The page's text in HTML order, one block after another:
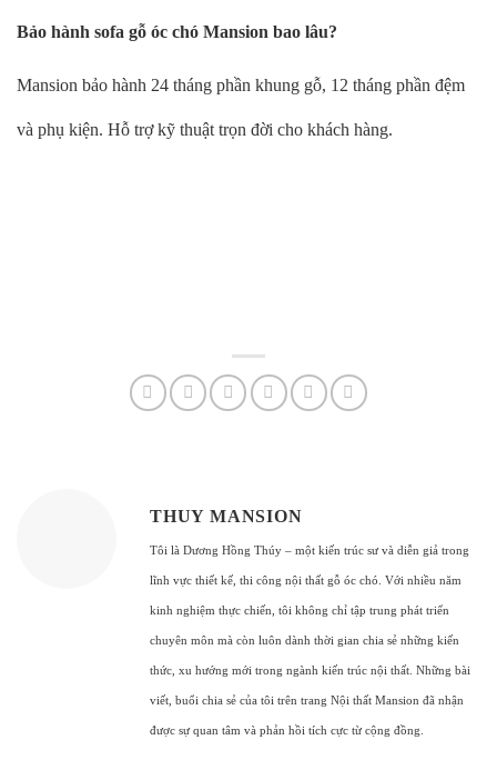
Bảo hành sofa gỗ óc chó Mansion bao lâu?
Mansion bảo hành 24 tháng phần khung gỗ, 12 tháng phần đệm
và phụ kiện. Hỗ trợ kỹ thuật trọn đời cho khách hàng.
THUY MANSION
Tôi là Dương Hồng Thúy – một kiến trúc sư và diễn giả trong
lĩnh vực thiết kế, thi công nội thất gỗ óc chó. Với nhiều năm
kinh nghiệm thực chiến, tôi không chỉ tập trung phát triển
chuyên môn mà còn luôn dành thời gian chia sẻ những kiến
thức, xu hướng mới trong ngành kiến trúc nội thất. Những bài
viết, buổi chia sẻ của tôi trên trang Nội thất Mansion đã nhận
được sự quan tâm và phản hồi tích cực từ cộng đồng.